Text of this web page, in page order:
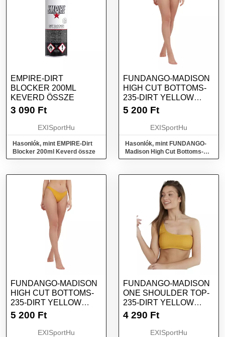
EMPIRE-DIRT
BLOCKER 200ML
KEVERD ÖSSZE
3 090 Ft
EXISportHu
Hasonlók, mint EMPIRE-Dirt
Blocker 200ml Keverd össze
FUNDANGO-MADISON
HIGH CUT BOTTOMS-
235-DIRT YELLOW
SÁRGA L
5 200 Ft
EXISportHu
Hasonlók, mint FUNDANGO-
Madison High Cut Bottoms-
235-dirt yellow Sárga L
FUNDANGO-MADISON
HIGH CUT BOTTOMS-
235-DIRT YELLOW
SÁRGA S
5 200 Ft
EXISportHu
FUNDANGO-MADISON
ONE SHOULDER TOP-
235-DIRT YELLOW
SÁRGA XL
4 290 Ft
EXISportHu